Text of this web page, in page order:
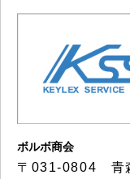
ボルボ商会
〒031-0804 青